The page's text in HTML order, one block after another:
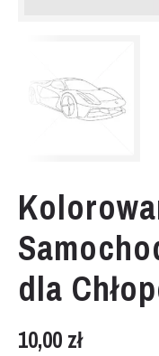
dla
10,00 zł